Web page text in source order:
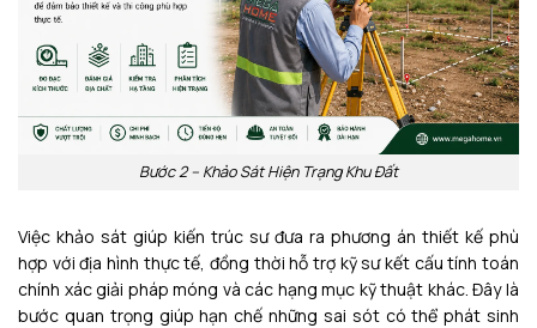
Bước 2 – Khảo Sát Hiện Trạng Khu Đất
Việc khảo sát giúp kiến trúc sư đưa ra phương án thiết kế phù
hợp với địa hình thực tế, đồng thời hỗ trợ kỹ sư kết cấu tính toán
chính xác giải pháp móng và các hạng mục kỹ thuật khác. Đây là
bước quan trọng giúp hạn chế những sai sót có thể phát sinh